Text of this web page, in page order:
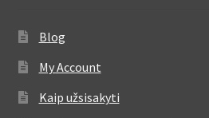
Blog
My Account
Kaip užsisakyti